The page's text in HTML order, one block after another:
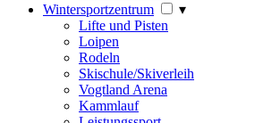
Wintersportzentrum
▾
Lifte und Pisten
Loipen
Rodeln
Skischule/Skiverleih
Vogtland Arena
Kammlauf